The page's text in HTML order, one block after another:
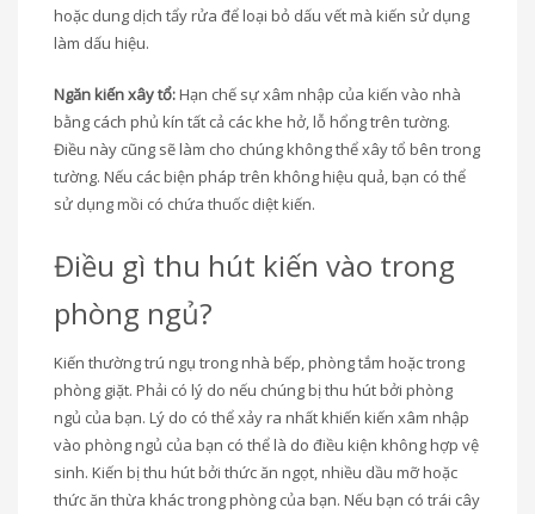
hoặc dung dịch tẩy rửa để loại bỏ dấu vết mà kiến sử dụng
làm dấu hiệu.
Ngăn kiến xây tổ:Hạn chế sự xâm nhập của kiến vào nhà
bằng cách phủ kín tất cả các khe hở, lỗ hổng trên tường.
Điều này cũng sẽ làm cho chúng không thể xây tổ bên trong
tường. Nếu các biện pháp trên không hiệu quả, bạn có thể
sử dụng mồi có chứa thuốc diệt kiến.
Điều gì thu hút kiến vào trong
phòng ngủ?
Kiến thường trú ngụ trong nhà bếp, phòng tắm hoặc trong
phòng giặt. Phải có lý do nếu chúng bị thu hút bởi phòng
ngủ của bạn. Lý do có thể xảy ra nhất khiến kiến ​​xâm nhập
vào phòng ngủ của bạn có thể là do điều kiện không hợp vệ
sinh. Kiến bị thu hút bởi thức ăn ngọt, nhiều dầu mỡ hoặc
thức ăn thừa khác trong phòng của bạn. Nếu bạn có trái cây